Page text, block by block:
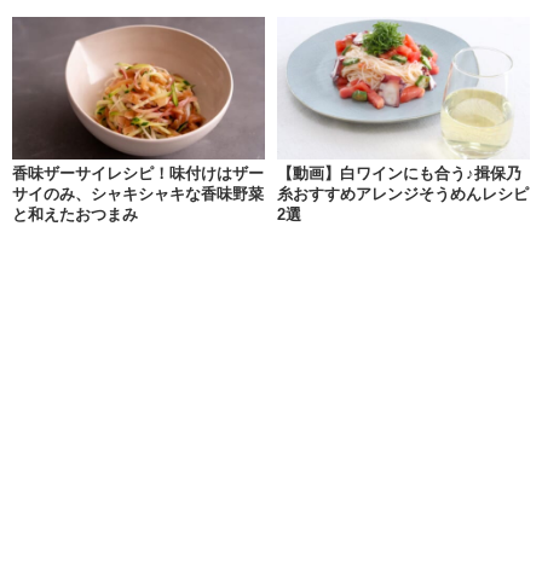
香味ザーサイレシピ！味付けはザー
サイのみ、シャキシャキな香味野菜
と和えたおつまみ
【動画】白ワインにも合う♪揖保乃
糸おすすめアレンジそうめんレシピ
2選